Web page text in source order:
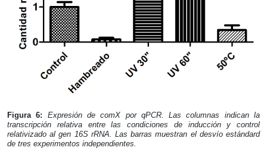
Figura 6:
Expresión de comX por qPCR. Las columnas indican la
transcripción relativa entre las condiciones de inducción y control
relativizado al gen 16S rRNA. Las barras muestran el desvío estándard
de tres experimentos independientes.